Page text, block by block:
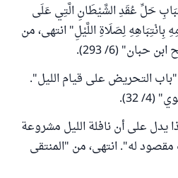
حَلِّ عُقَدِ الشَّيْطَانِ الَّتِي عَلَى
بِانْتِبَاهِهِ لِصَلَاةِ اللَّيْلِ" انتهى، من
(6/ 293).
التحريض على قيام الليل".
32).
يدل على أن نافلة الليل مشروعة
له". انتهى، من "المنتقى